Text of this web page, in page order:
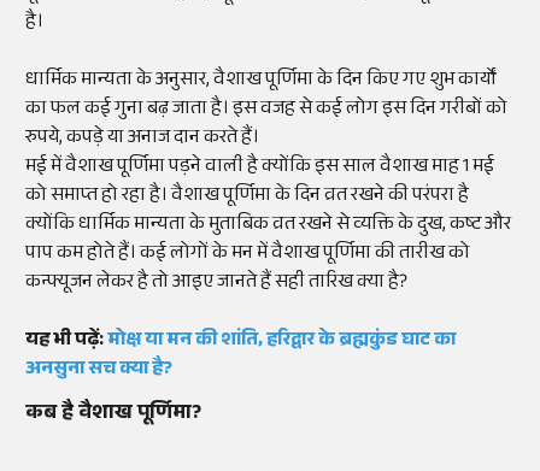
है।
धार्मिक मान्यता के अनुसार, वैशाख पूर्णिमा के दिन किए गए शुभ कार्यों
का फल कई गुना बढ़ जाता है। इस वजह से कई लोग इस दिन गरीबों को
रुपये, कपड़े या अनाज दान करते हैं।
मई में वैशाख पूर्णिमा पड़ने वाली है क्योंकि इस साल वैशाख माह 1 मई
को समाप्त हो रहा है। वैशाख पूर्णिमा के दिन व्रत रखने की परंपरा है
क्योंकि धार्मिक मान्यता के मुताबिक व्रत रखने से व्यक्ति के दुख, कष्ट और
पाप कम होते हैं। कई लोगों के मन में वैशाख पूर्णिमा की तारीख को
कन्फ्यूजन लेकर है तो आइए जानते हैं सही तारिख क्या है?
यह भी पढ़ें:मोक्ष या मन की शांति, हरिद्वार के ब्रह्मकुंड घाट का
अनसुना सच क्या है?
कब है वैशाख पूर्णिमा?